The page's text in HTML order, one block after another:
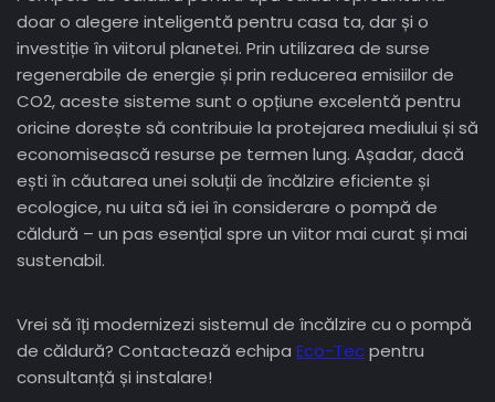
doar o alegere inteligentă pentru casa ta, dar și o
investiție în viitorul planetei. Prin utilizarea de surse
regenerabile de energie și prin reducerea emisiilor de
CO2, aceste sisteme sunt o opțiune excelentă pentru
oricine dorește să contribuie la protejarea mediului și să
economisească resurse pe termen lung. Așadar, dacă
ești în căutarea unei soluții de încălzire eficiente și
ecologice, nu uita să iei în considerare o pompă de
căldură – un pas esențial spre un viitor mai curat și mai
sustenabil.
Vrei să îți modernizezi sistemul de încălzire cu o pompă
de căldură? Contactează echipa Eco-Tecpentru
consultanță și instalare!